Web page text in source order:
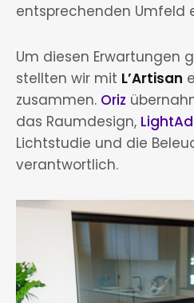
entsprechenden Umfeld
Um diesen Erwartungen
stellten wir mit L’Artisan
zusammen. Oriz
das Raumdesign,
Lichtstudie und die
verantwortlich.